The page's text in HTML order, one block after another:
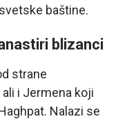
baštine.
blizanci
strane
i Jermena koji
Nalazi se